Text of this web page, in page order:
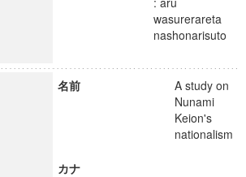
wasurerareta
nashonarisuto
名前
A study on
Nunami
Keion's
nationalism
カナ